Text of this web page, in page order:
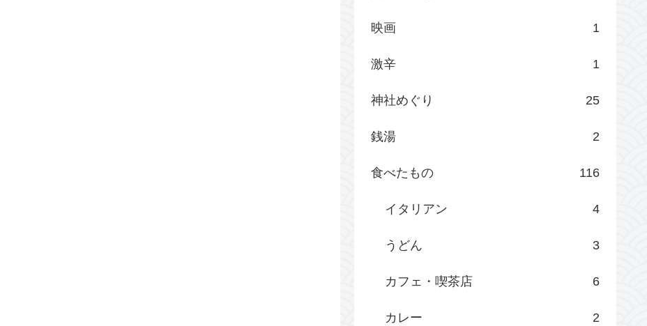
映画 1
激辛 1
神社めぐり 25
銭湯 2
食べたもの 116
イタリアン 4
うどん 3
カフェ・喫茶店 6
カレー 2